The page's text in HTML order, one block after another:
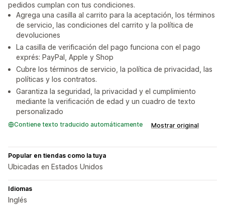
pedidos cumplan con tus condiciones.
Agrega una casilla al carrito para la aceptación, los términos
de servicio, las condiciones del carrito y la política de
devoluciones
La casilla de verificación del pago funciona con el pago
exprés: PayPal, Apple y Shop
Cubre los términos de servicio, la política de privacidad, las
políticas y los contratos.
Garantiza la seguridad, la privacidad y el cumplimiento
mediante la verificación de edad y un cuadro de texto
personalizado
Contiene texto traducido automáticamente Mostrar original
Popular en tiendas como la tuya
Ubicadas en Estados Unidos
Idiomas
Inglés